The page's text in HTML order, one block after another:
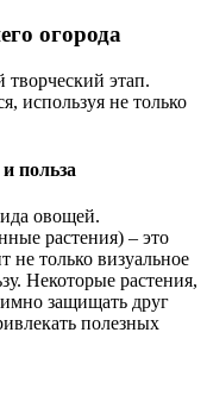
огорода
этап.
используя не только
польза
овощей.
растения) – это
не только визуальное
Некоторые растения,
защищать друг
полезных